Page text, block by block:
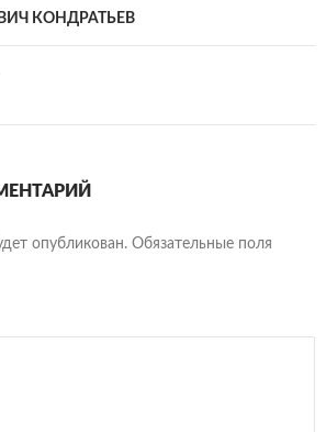
КОНДРАТЬЕВ
опубликован. Обязательные поля